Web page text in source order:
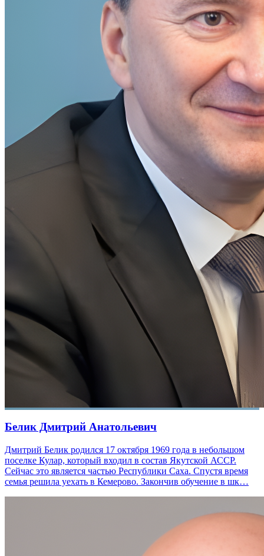
Белик Дмитрий Анатольевич
Дмитрий Белик родился 17 октября 1969 года в небольшом
поселке Кулар, который входил в состав Якутской АССР.
Сейчас это является частью Республики Саха. Спустя время
семья решила уехать в Кемерово. Закончив обучение в шк…